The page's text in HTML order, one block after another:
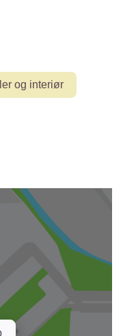
og interiør